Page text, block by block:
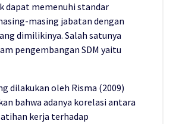
dapat memenuhi standar
masing jabatan dengan
dimilikinya. Salah satunya
pengembangan SDM yaitu
dilakukan oleh Risma (2009)
bahwa adanya korelasi antara
kerja terhadap